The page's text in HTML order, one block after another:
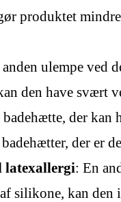
produktet
ulempe ved
den have svært
der
der er
latexallergi: En
silikone, kan den